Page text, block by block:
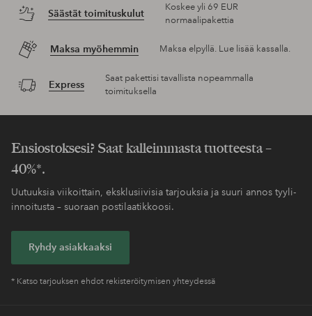
Säästät toimituskulut
Koskee yli 69 EUR
normaalipakettia
Maksa myöhemmin Maksa elpyllä. Lue lisää kassalla.
Express
Saat pakettisi tavallista nopeammalla
toimituksella
Ensiostoksesi? Saat kalleimmasta tuotteesta –
40%*.
Uutuuksia viikoittain, eksklusiivisia tarjouksia ja suuri annos tyyli-
innoitusta – suoraan postilaatikkoosi.
Ryhdy asiakkaaksi
* Katso tarjouksen ehdot rekisteröitymisen yhteydessä